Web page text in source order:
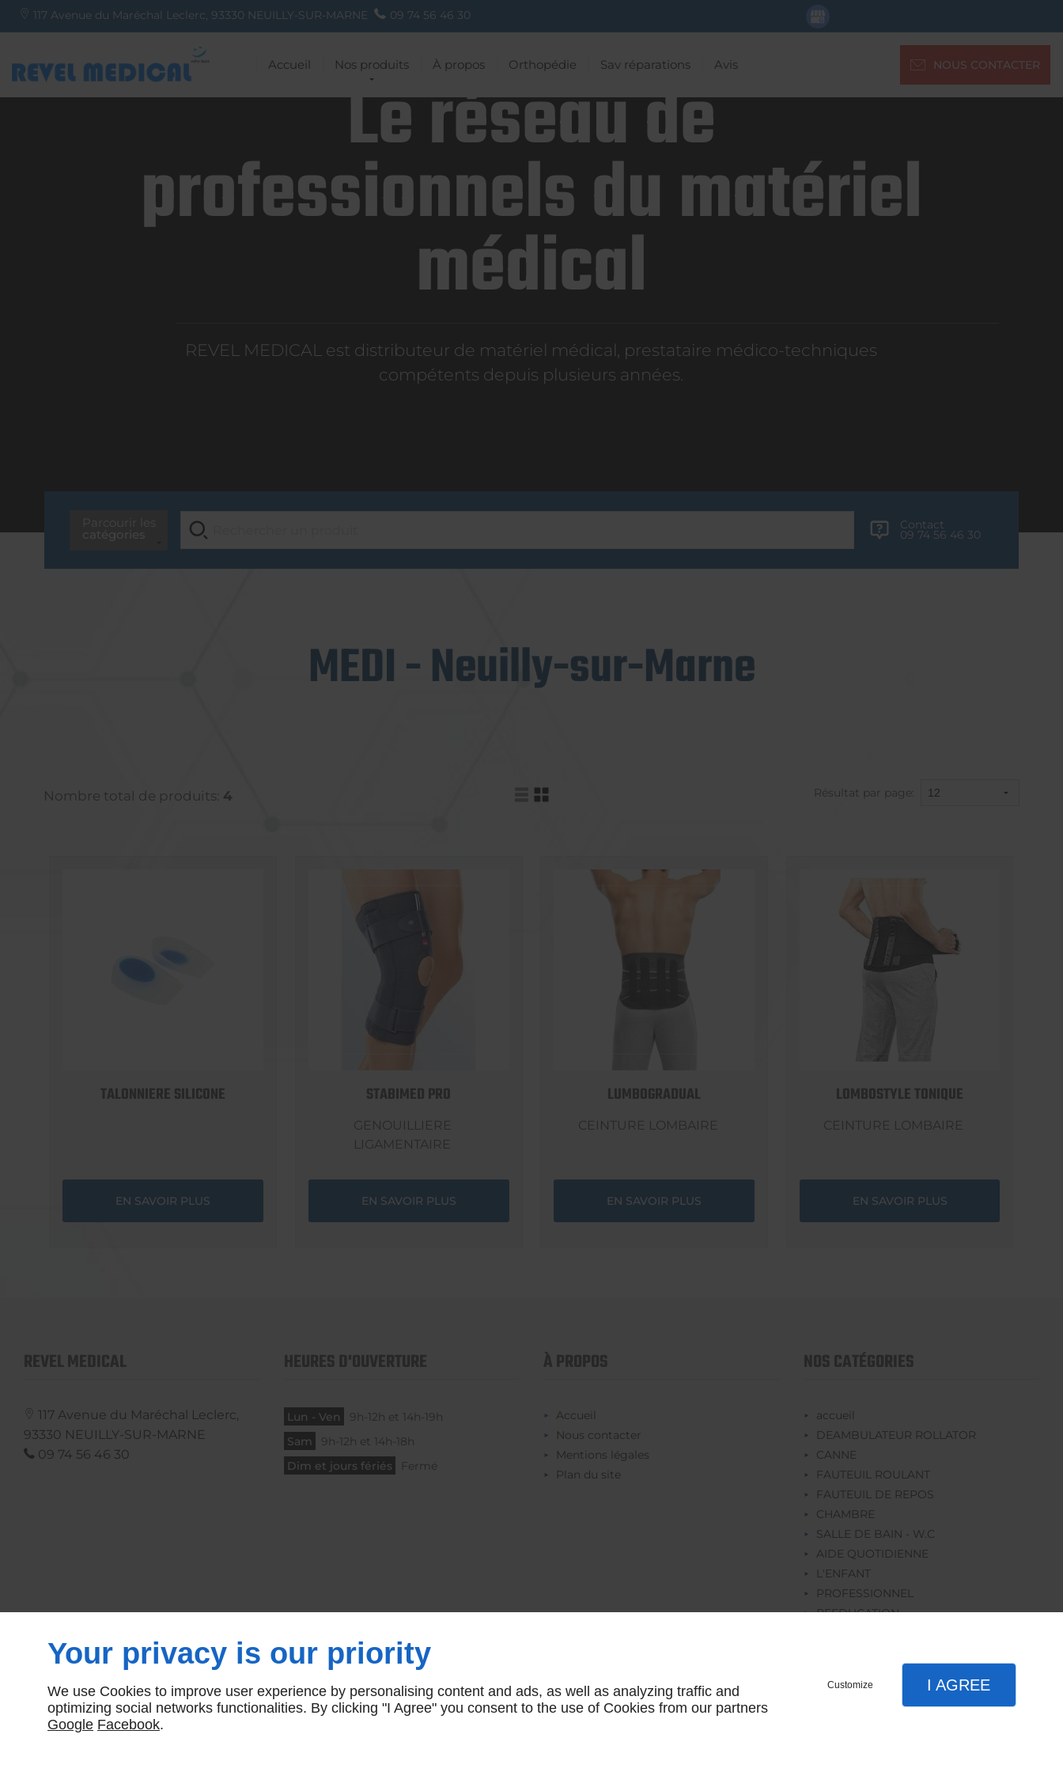
117 Avenue du Maréchal Leclerc, 93330 NEUILLY-SUR-MARNE 09 74 56 46 30
Accueil Nos produits À propos Orthopédie Sav réparations Avis NOUS CONTACTER
Le réseau de
professionnels du matériel
médical
REVEL MEDICAL est distributeur de matériel médical, prestataire médico-techniques
compétents depuis plusieurs années.
Contact
09 74 56 46 30
MEDI - Neuilly-sur-Marne
Nombre total de produits: 4 Résultat par page:
TALONNIERE SILICONE
EN SAVOIR PLUS
STABIMED PRO
GENOUILLIERE
LIGAMENTAIRE
EN SAVOIR PLUS
LUMBOGRADUAL
CEINTURE LOMBAIRE
EN SAVOIR PLUS
LOMBOSTYLE TONIQUE
CEINTURE LOMBAIRE
EN SAVOIR PLUS
REVEL MEDICAL
117 Avenue du Maréchal Leclerc,
93330 NEUILLY-SUR-MARNE
09 74 56 46 30
HEURES D'OUVERTURE
Lun - Ven
9h-12h et 14h-19h
Sam
9h-12h et 14h-18h
Dim et jours fériés
Fermé
À PROPOS
Accueil
Nous contacter
Mentions légales
Plan du site
NOS CATÉGORIES
accueil
DEAMBULATEUR ROLLATOR
CANNE
FAUTEUIL ROULANT
FAUTEUIL DE REPOS
CHAMBRE
SALLE DE BAIN - W.C
AIDE QUOTIDIENNE
L'ENFANT
PROFESSIONNEL
REEDUCATION
Your privacy is our priority
We use Cookies to improve user experience by personalising content and ads, as well as analyzing traffic and
optimizing social networks functionalities. By clicking "I Agree" you consent to the use of Cookies from our partners
Google Facebook.
Customize I AGREE